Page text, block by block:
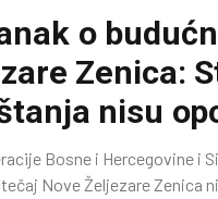
o
Zenica:
nisu
Bosne i Hercegovine i
Nove Željezare Zenica